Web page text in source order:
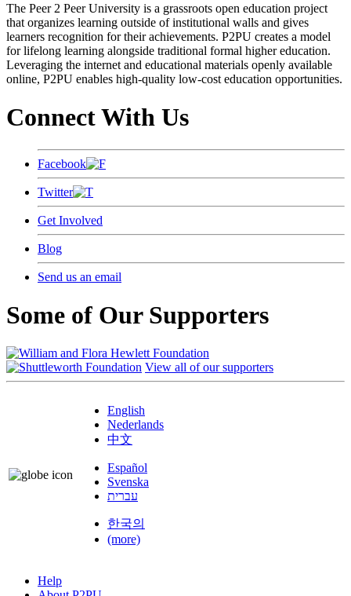
The Peer 2 Peer University is a grassroots open education project
that organizes learning outside of institutional walls and gives
learners recognition for their achievements. P2PU creates a model
for lifelong learning alongside traditional formal higher education.
Leveraging the internet and educational materials openly available
online, P2PU enables high-quality low-cost education opportunities.
Connect With Us
Facebook
Twitter
Get Involved
Blog
Send us an email
Some of Our Supporters
View all of our supporters
English
Nederlands
中文
Español
Svenska
עברית
한국의
(more)
Help